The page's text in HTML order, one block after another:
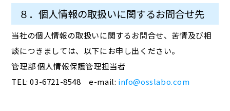
８．個人情報の取扱いに関するお問合せ先
当社の個人情報の取扱いに関するお問合せ、苦情及び相
談につきましては、以下にお申し出ください。
管理部 個人情報保護管理担当者
TEL: 03-6721-8548 e-mail: info@osslabo.com